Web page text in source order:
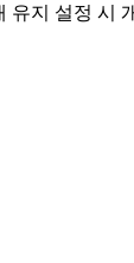
유지 설정 시